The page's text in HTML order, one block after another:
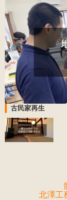
古民家再生
北澤工